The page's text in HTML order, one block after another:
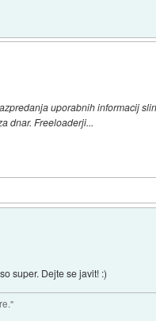
uporabnih informacij
dnar. Freeloaderji...
super. Dejte se javit! :)